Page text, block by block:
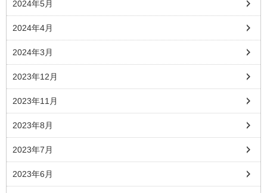
2024年5月
2024年4月
2024年3月
2023年12月
2023年11月
2023年8月
2023年7月
2023年6月